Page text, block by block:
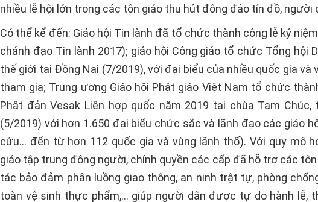
nhiều lễ hội lớn trong các tôn giáo thu hút đông đảo tín đồ, người
Có thể kể đến: Giáo hội Tin lành đã tổ chức thành công lễ kỷ
chánh đạo Tin lành 2017); giáo hội Công giáo tổ chức Tổng hội
thế giới tại Ðồng Nai (7/2019), với đại biểu của nhiều quốc gia và
tham gia; Trung ương Giáo hội Phật giáo Việt Nam tổ chức
Phật đản Vesak Liên hợp quốc năm 2019 tại chùa Tam Chúc,
(5/2019) với hơn 1.650 đại biểu chức sắc và lãnh đạo các giáo
cứu… đến từ hơn 112 quốc gia và vùng lãnh thổ). Với quy mô
giáo tập trung đông người, chính quyền các cấp đã hỗ trợ các
tác bảo đảm phân luồng giao thông, an ninh trật tự, phòng
toàn vệ sinh thực phẩm,… giúp người dân được tự do hành lễ,